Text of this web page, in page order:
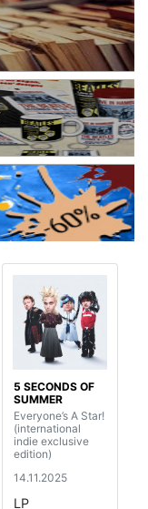
5 SECONDS OF
SUMMER
Everyone’s A Star!
(international
indie exclusive
edition)
14.11.2025
LP